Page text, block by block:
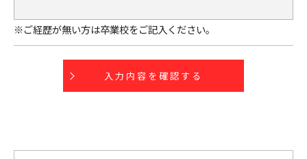
す。
きにつきましては、お電話でお問合せ下さい。
※ご経歴が無い方は卒業校をご記入ください。